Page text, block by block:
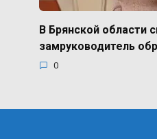
В Брянской области
замруководитель
0